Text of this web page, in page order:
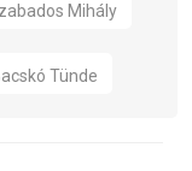
Mihály
Tünde